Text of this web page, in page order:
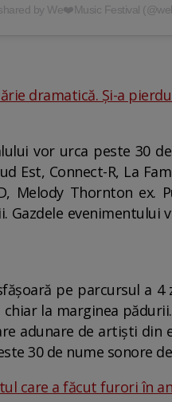
by We❤️Music Festival
dramatică. Și-a
vor urca peste 30
Est, Connect-R, La
Melody Thornton ex.
Gazdele
pe parcursul a
chiar la marginea
adunare de artişti din
30 de nume sonore
care a făcut furori în